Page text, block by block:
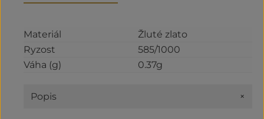
Materiál
Žluté zlato
Ryzost
585/1000
Váha (g)
0.37g
Popis +